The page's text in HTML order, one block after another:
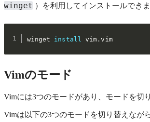
winget ）を利用してインストールできま
winget install vim.vim
Vimのモード
Vimには3つのモードがあり、モードを切
Vimは以下の3つのモードを切り替えなが